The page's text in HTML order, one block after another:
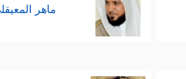
ماهر